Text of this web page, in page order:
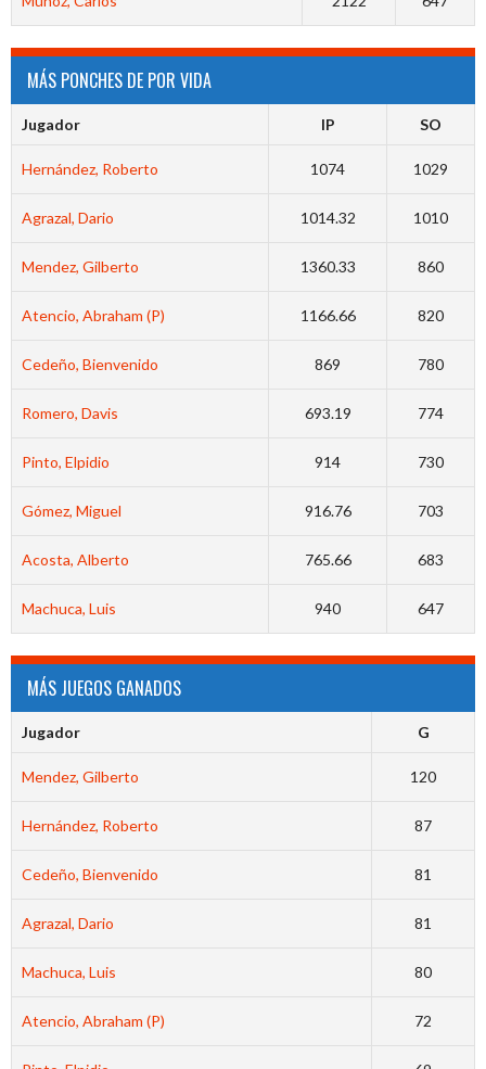
MÁS PONCHES DE POR VIDA
Jugador IP SO
Hernández, Roberto 1074 1029
Agrazal, Dario 1014.32 1010
Mendez, Gilberto 1360.33 860
Atencio, Abraham (P) 1166.66 820
Cedeño, Bienvenido 869 780
Romero, Davis 693.19 774
Pinto, Elpidio 914 730
Gómez, Miguel 916.76 703
Acosta, Alberto 765.66 683
Machuca, Luis 940 647
MÁS JUEGOS GANADOS
Jugador G
Mendez, Gilberto 120
Hernández, Roberto 87
Cedeño, Bienvenido 81
Agrazal, Dario 81
Machuca, Luis 80
Atencio, Abraham (P) 72